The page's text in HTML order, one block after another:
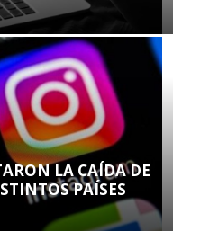
LA CAÍDA DE
PAÍSES